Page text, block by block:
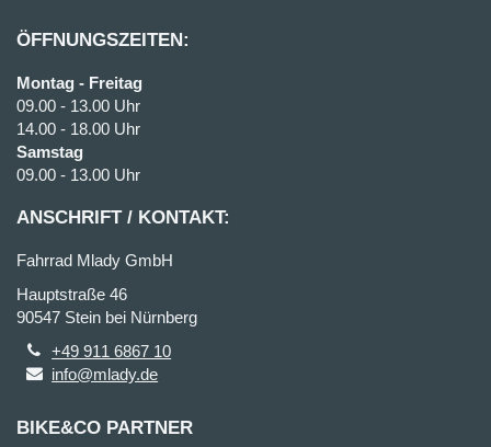
ÖFFNUNGSZEITEN:
Montag - Freitag
09.00 - 13.00 Uhr
14.00 - 18.00 Uhr
Samstag
09.00 - 13.00 Uhr
ANSCHRIFT / KONTAKT:
Fahrrad Mlady GmbH
Hauptstraße 46
90547 Stein bei Nürnberg
+49 911 6867 10
info@mlady.de
BIKE&CO PARTNER